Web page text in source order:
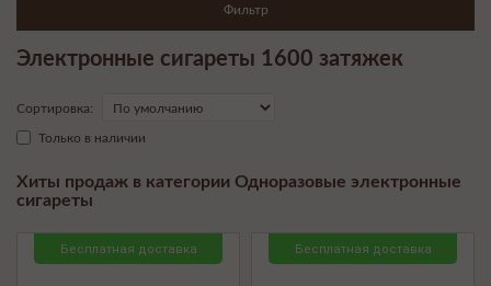
Фильтр
Электронные сигареты 1600 затяжек
Сортировка:
Только в наличии
Хиты продаж в категории Одноразовые электронные
сигареты
Бесплатная доставка Бесплатная доставка